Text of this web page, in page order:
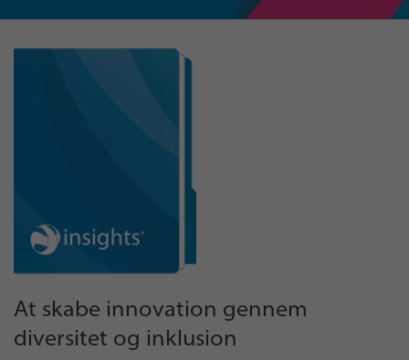
At skabe innovation gennem
diversitet og inklusion